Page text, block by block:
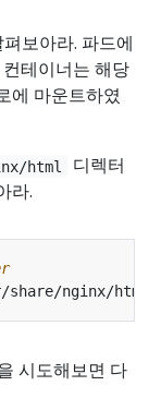
보아라. 파드에
테이너는 해당
에 마운트하였
html
디렉터
라.
시도해보면 다